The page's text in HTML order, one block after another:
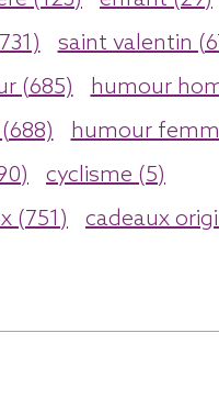
saint valentin
(685)
humour
humour
cyclisme (5)
(751) cadeaux